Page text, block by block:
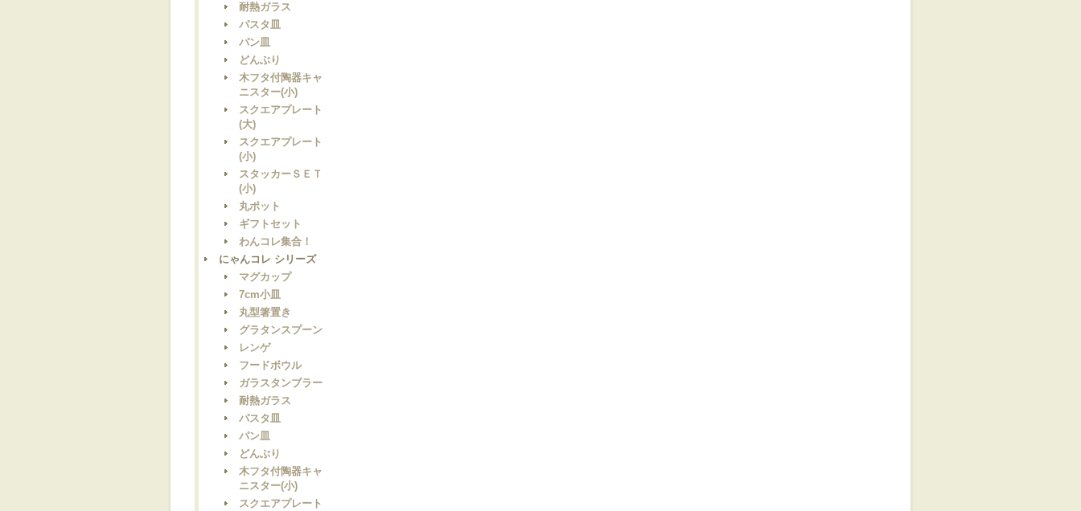
耐熱ガラス
パスタ皿
パン皿
どんぶり
木フタ付陶器キャ
ニスター(小)
スクエアプレート
(大)
スクエアプレート
(小)
スタッカーＳＥＴ
(小)
丸ポット
ギフトセット
わんコレ集合！
にゃんコレ シリーズ
マグカップ
7cm小皿
丸型箸置き
グラタンスプーン
レンゲ
フードボウル
ガラスタンブラー
耐熱ガラス
パスタ皿
パン皿
どんぶり
木フタ付陶器キャ
ニスター(小)
スクエアプレート